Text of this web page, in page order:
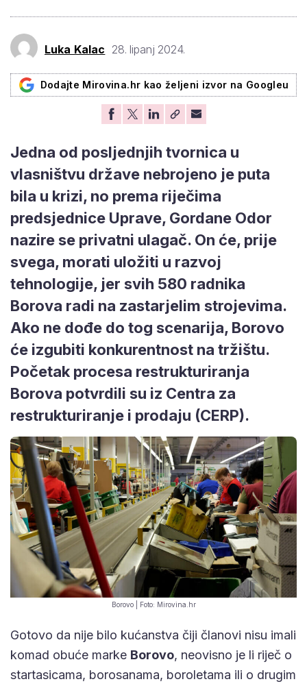
Luka Kalac 28. lipanj 2024.
Dodajte Mirovina.hr kao željeni izvor na Googleu
Jedna od posljednjih tvornica u
vlasništvu države nebrojeno je puta
bila u krizi, no prema riječima
predsjednice Uprave, Gordane Odor
nazire se privatni ulagač. On će, prije
svega, morati uložiti u razvoj
tehnologije, jer svih 580 radnika
Borova radi na zastarjelim strojevima.
Ako ne dođe do tog scenarija, Borovo
će izgubiti konkurentnost na tržištu.
Početak procesa restrukturiranja
Borova potvrdili su iz Centra za
restrukturiranje i prodaju (CERP).
Borovo | Foto: Mirovina.hr
Gotovo da nije bilo kućanstva čiji članovi nisu imali
komad obuće marke Borovo, neovisno je li riječ o
startasicama, borosanama, boroletama ili o drugim